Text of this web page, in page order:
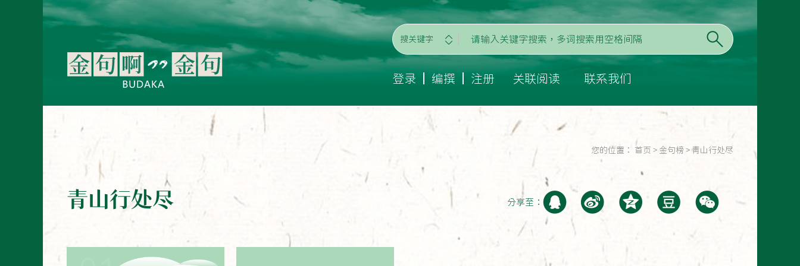
搜关键字
登录 编撰 注册 关联阅读 联系我们
您的位置： 首页 > 金句榜 > 青山行处尽
青山行处尽 分享至：